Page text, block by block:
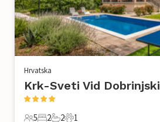
Hrvatska
Krk-Sveti Vid Dobrinjski
5 2 2 1